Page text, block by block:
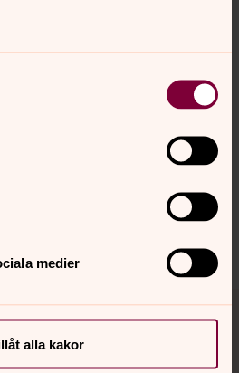
medier
alla kakor